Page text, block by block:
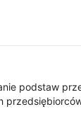
podstaw